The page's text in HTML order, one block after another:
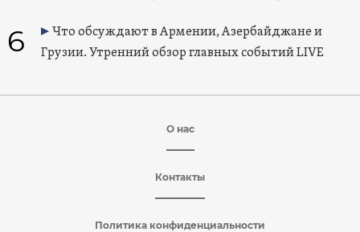
6
Что обсуждают в Армении, Азербайджане и
Грузии. Утренний обзор главных событий LIVE
О нас
Контакты
Политика конфиденциальности